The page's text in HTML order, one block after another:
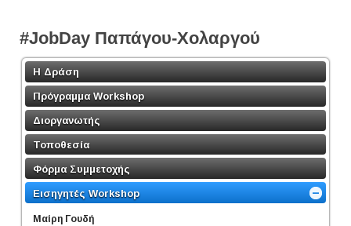
#JobDay Παπάγου-Χολαργού
Η Δράση
Πρόγραμμα Workshop
Διοργανωτής
Τοποθεσία
Φόρμα Συμμετοχής
Εισηγητές Workshop
Μαίρη Γουδή